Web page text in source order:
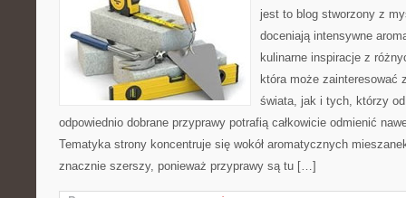
jest to blog stworzony z
doceniają intensywne
kulinarne inspiracje z
która może zainteresować
świata, jak i tych, którzy
odpowiednio dobrane przyprawy potrafią całkowicie odmienić
Tematyka strony koncentruje się wokół aromatycznych
znacznie szerszy, ponieważ przyprawy są tu […]